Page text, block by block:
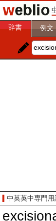
辞書 例文
中英英中専門